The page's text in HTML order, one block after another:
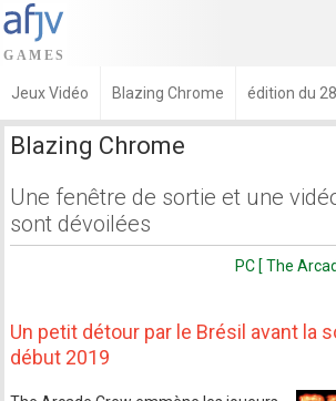
Jeux Vidéo Blazing Chrome édition du
Blazing Chrome
Une fenêtre de sortie et une
sont dévoilées
PC [ The
Un petit détour par le Brésil avant la
début 2019